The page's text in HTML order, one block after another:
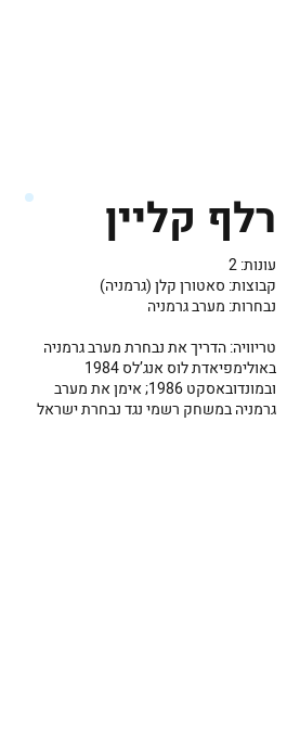
רלף קליין
עונות: 2
קבוצות: סאטורן קלן (גרמניה)
נבחרות: מערב גרמניה
טריוויה: הדריך את נבחרת מערב גרמניה
באולימפיאדת לוס אנג’לס 1984
ובמונדובאסקט 1986; אימן את מערב
גרמניה במשחק רשמי נגד נבחרת ישראל